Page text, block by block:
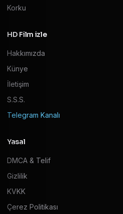
Korku
HD Film izle
Hakkımızda
Künye
İletişim
S.S.S.
Telegram Kanalı
Yasal
DMCA & Telif
Gizlilik
KVKK
Çerez Politikası